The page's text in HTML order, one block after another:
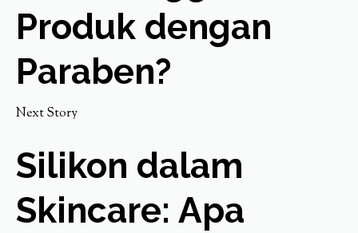
Produk dengan
Paraben?
Next Story
Silikon dalam
Skincare: Apa